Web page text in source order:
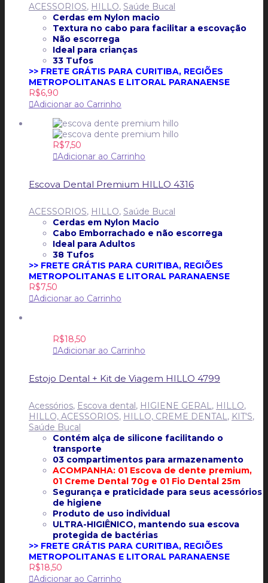
ACESSORIOS, HILLO, Saúde Bucal
Cerdas em Nylon macio
Textura no cabo para facilitar a escovação
Não escorrega
Ideal para crianças
33 Tufos
>> FRETE GRÁTIS PARA CURITIBA, REGIÕES
METROPOLITANAS E LITORAL PARANAENSE
R$6,90
Adicionar ao Carrinho
R$7,50
Adicionar ao Carrinho
Escova Dental Premium HILLO 4316
ACESSORIOS, HILLO, Saúde Bucal
Cerdas em Nylon Macio
Cabo Emborrachado e não escorrega
Ideal para Adultos
38 Tufos
>> FRETE GRÁTIS PARA CURITIBA, REGIÕES
METROPOLITANAS E LITORAL PARANAENSE
R$7,50
Adicionar ao Carrinho
R$18,50
Adicionar ao Carrinho
Estojo Dental + Kit de Viagem HILLO 4799
Acessórios, Escova dental, HIGIENE GERAL, HILLO,
HILLO, ACESSORIOS, HILLO, CREME DENTAL, KIT'S,
Saúde Bucal
Contém alça de silicone facilitando o
transporte
03 compartimentos para armazenamento
ACOMPANHA: 01 Escova de dente premium,
01 Creme Dental 70g e 01 Fio Dental 25m
Segurança e praticidade para seus acessórios
de higiene
Produto de uso individual
ULTRA-HIGIÊNICO, mantendo sua escova
protegida de bactérias
>> FRETE GRÁTIS PARA CURITIBA, REGIÕES
METROPOLITANAS E LITORAL PARANAENSE
R$18,50
Adicionar ao Carrinho